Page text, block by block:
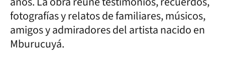
fotografías y relatos de familiares, músicos,
amigos y admiradores del artista nacido en
Mburucuyá.